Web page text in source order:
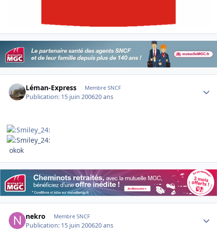
Léman-Express Membre SNCF
Publication: 15 juin 200620 ans
okok
nekro Membre SNCF
Publication: 15 juin 200620 ans